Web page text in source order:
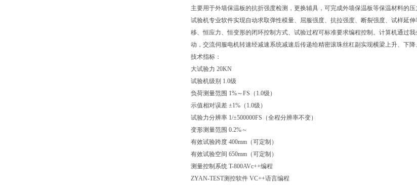
主要用于外墙保温板的抗折强度检测，更换辅具，可完成外墙保温板等保温材料的压
试验机专业软件实现自动求取弹性模量、屈服强度、抗拉强度、断裂强度、试样延
移、恒应力、恒变形的闭环控制方式、试验过程可标准要求编程控制。计算机通过
动，交流伺服电机转速经减速系统减速后传递给精密滚珠丝杠副实现横梁上升、下
技术指标：
大试验力 20KN
试验机级别 1.0级
负荷测量范围 1%～FS（1.0级）
示值相对误差 ±1%（1.0级）
试验力分辨率 1/±500000FS（全程分辨率不变）
变形测量范围 0.2%～
有效试验跨度 400mm（可定制）
有效试验空间 650mm（可定制）
测量控制系统 T-800AVc++编程
ZYAN-TEST测控软件 VC++语言编程